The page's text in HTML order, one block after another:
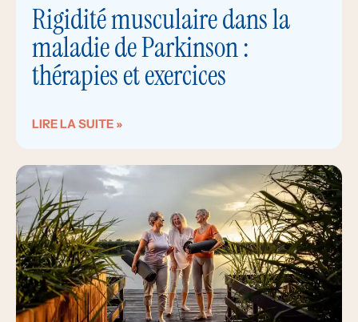
Rigidité musculaire dans la
maladie de Parkinson :
thérapies et exercices
LIRE LA SUITE »